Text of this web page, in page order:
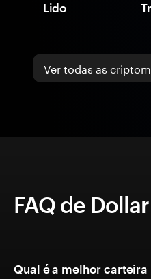
Lido
Ver todas as
FAQ de
Qual é a melhor carteira